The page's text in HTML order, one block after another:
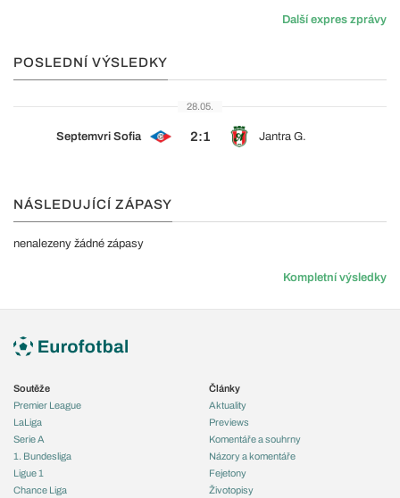
Další expres zprávy
POSLEDNÍ VÝSLEDKY
28.05.
Septemvri Sofia 2:1 Jantra G.
NÁSLEDUJÍCÍ ZÁPASY
nenalezeny žádné zápasy
Kompletní výsledky
Soutěže
Premier League
LaLiga
Serie A
1. Bundesliga
Ligue 1
Chance Liga
Články
Aktuality
Previews
Komentáře a souhrny
Názory a komentáře
Fejetony
Životopisy